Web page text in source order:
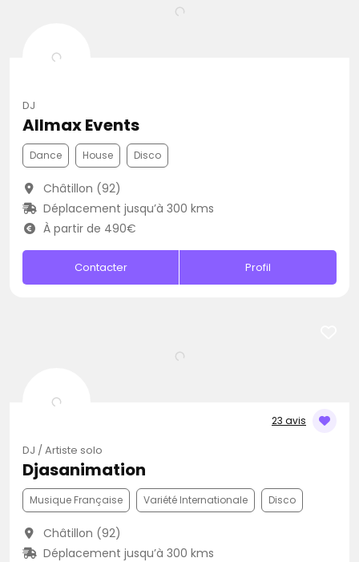
DJ
Allmax Events
Dance House Disco
Châtillon (92)
Déplacement jusqu’à 300 kms
À partir de 490€
Contacter Profil
23 avis
DJ / Artiste solo
Djasanimation
Musique Française Variété Internationale Disco
Châtillon (92)
Déplacement jusqu’à 300 kms